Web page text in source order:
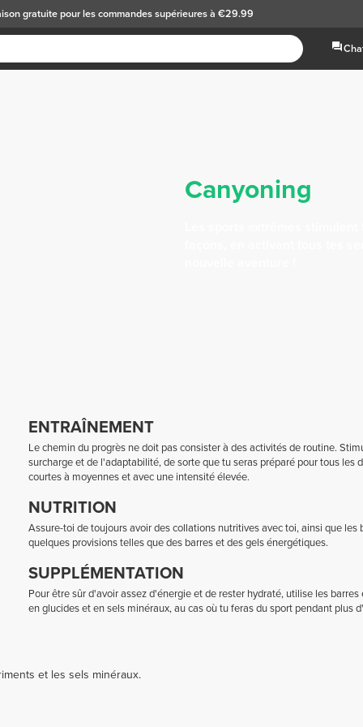
gratuitepour les commandes supérieures à €29.99
Canyoning
ENTRAÎNEMENT
Le chemin du progrès ne doit pas consister à des activités de routine.
surcharge et de l'adaptabilité, de sorte que tu seras préparé pour tous
courtes à moyennes et avec une intensité élevée.
NUTRITION
Assure-toi de toujours avoir des collations nutritives avec toi, ainsi que
quelques provisions telles que des barres et des gels énergétiques.
SUPPLÉMENTATION
Pour être sûr d'avoir assez d'énergie et de rester hydraté, utilise les
en glucides et en sels minéraux, au cas où tu feras du sport pendant plus
et les sels minéraux.